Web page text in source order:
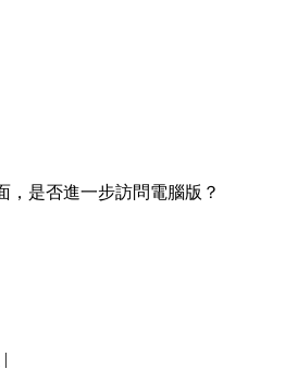
，是否進一步訪問電腦版？
|